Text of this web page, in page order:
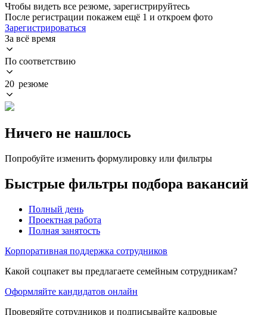
Чтобы видеть все резюме, зарегистрируйтесь
После регистрации покажем ещё 1 и откроем фото
Зарегистрироваться
За всё время
По соответствию
20 резюме
Ничего не нашлось
Попробуйте изменить формулировку или фильтры
Быстрые фильтры подбора вакансий
Полный день
Проектная работа
Полная занятость
Корпоративная поддержка сотрудников
Какой соцпакет вы предлагаете семейным сотрудникам?
Оформляйте кандидатов онлайн
Проверяйте сотрудников и подписывайте кадровые